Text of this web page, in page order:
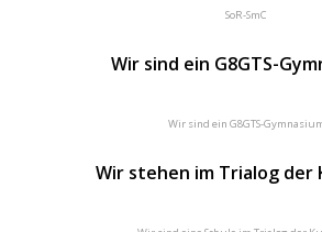
SoR-SmC
Wir sind ein G8GTS-
Wir sind ein G8GTS-
Wir stehen im Trialog der